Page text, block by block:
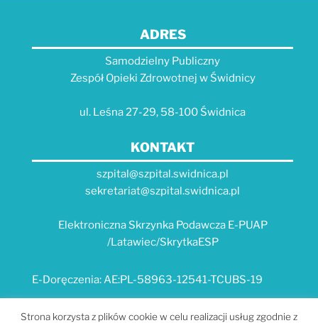
ADRES
Samodzielny Publiczny
Zespół Opieki Zdrowotnej w Świdnicy
ul. Leśna 27-29, 58-100 Świdnica
KONTAKT
szpital@szpital.swidnica.pl
sekretariat@szpital.swidnica.pl
Elektroniczna Skrzynka Podawcza E-PUAP
/Latawiec/SkrytkaESP
E-Doręczenia: AE:PL-58963-12541-TCUBS-19
E-USŁUGI
Strona korzysta z plików cookie w celu realizacji usług zgodnie z